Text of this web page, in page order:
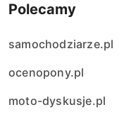
Polecamy
samochodziarze.pl
ocenopony.pl
moto-dyskusje.pl